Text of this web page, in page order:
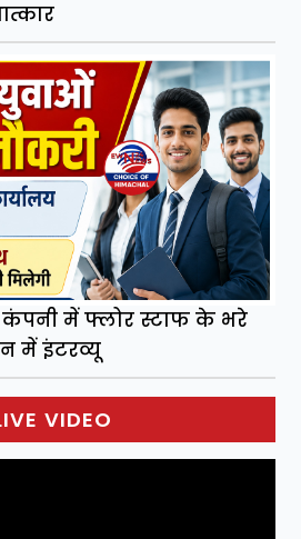
कंपनी में फ्लोर स्टाफ के भरे
में इंटरव्यू
VIDEO